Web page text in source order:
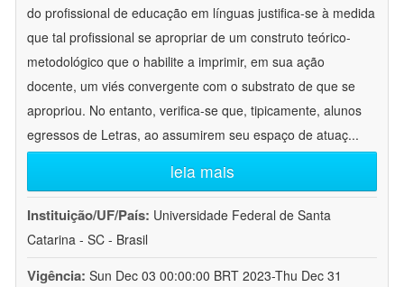
do profissional de educação em línguas justifica-se à medida
que tal profissional se apropriar de um construto teórico-
metodológico que o habilite a imprimir, em sua ação
docente, um viés convergente com o substrato de que se
apropriou. No entanto, verifica-se que, tipicamente, alunos
egressos de Letras, ao assumirem seu espaço de atuaç...
leia mais
Instituição/UF/País: Universidade Federal de Santa
Catarina - SC - Brasil
Vigência: Sun Dec 03 00:00:00 BRT 2023-Thu Dec 31